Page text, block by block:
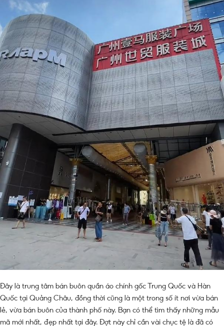
Đây là trung tâm bán buôn quần áo chính gốc Trung Quốc và Hàn
Quốc tại Quảng Châu, đồng thời cũng là một trong số ít nơi vừa bán
lẻ, vừa bán buôn của thành phố này. Bạn có thể tìm thấy những mẫu
mã mới nhất, đẹp nhất tại đây. Đợt này chỉ cần vài chục tệ là đã có